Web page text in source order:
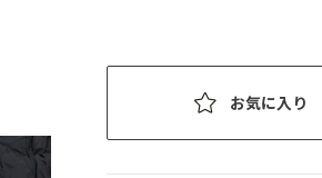
お気に入り